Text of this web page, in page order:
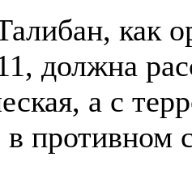
как
должна
а с
в